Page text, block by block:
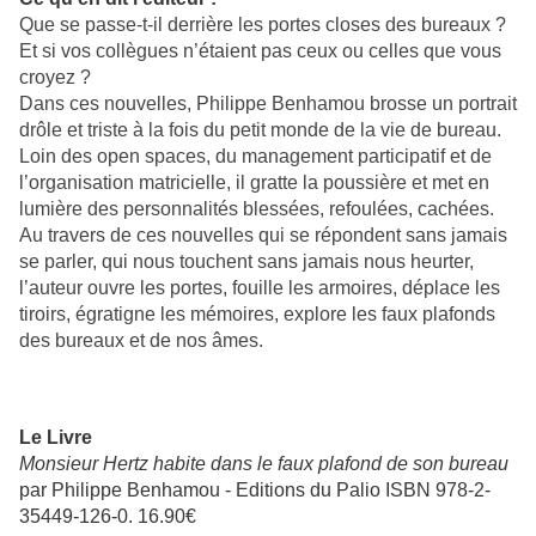
Que se passe-t-il derrière les portes closes des bureaux ?
Et si vos collègues n’étaient pas ceux ou celles que vous
croyez ?
Dans ces nouvelles, Philippe Benhamou brosse un portrait
drôle et triste à la fois du petit monde de la vie de bureau.
Loin des open spaces, du management participatif et de
l’organisation matricielle, il gratte la poussière et met en
lumière des personnalités blessées, refoulées, cachées.
Au travers de ces nouvelles qui se répondent sans jamais
se parler, qui nous touchent sans jamais nous heurter,
l’auteur ouvre les portes, fouille les armoires, déplace les
tiroirs, égratigne les mémoires, explore les faux plafonds
des bureaux et de nos âmes.
Le Livre
Monsieur Hertz habite dans le faux plafond de son bureau
par Philippe Benhamou - Editions du Palio ISBN 978-2-
35449-126-0. 16.90€